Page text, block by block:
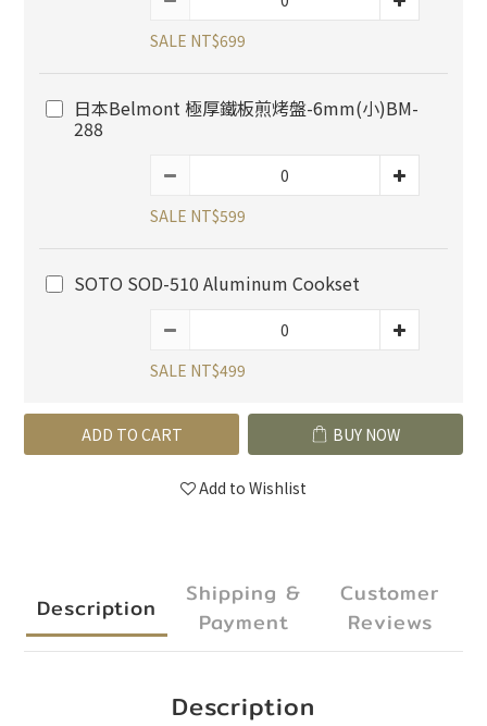
SALE NT$699
日本Belmont 極厚鐵板煎烤盤-6mm(小)BM-
288
SALE NT$599
SOTO SOD-510 Aluminum Cookset
SALE NT$499
ADD TO CART BUY NOW
Add to Wishlist
Description
Shipping &
Payment
Customer
Reviews
Description